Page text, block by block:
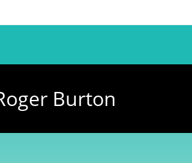
Burton